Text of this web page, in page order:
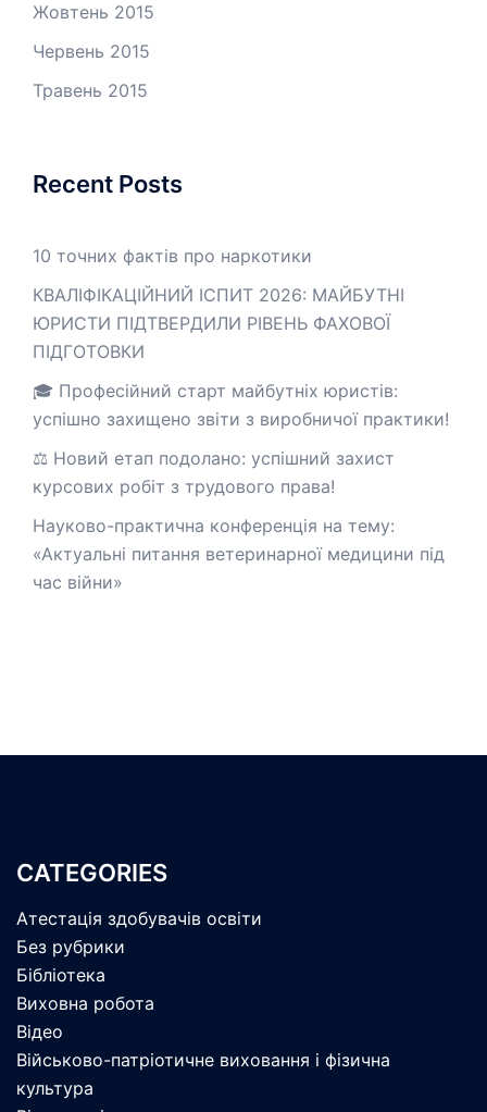
Жовтень 2015
Червень 2015
Травень 2015
Recent Posts
10 точних фактів про наркотики
КВАЛІФІКАЦІЙНИЙ ІСПИТ 2026: МАЙБУТНІ
ЮРИСТИ ПІДТВЕРДИЛИ РІВЕНЬ ФАХОВОЇ
ПІДГОТОВКИ
🎓 Професійний старт майбутніх юристів:
успішно захищено звіти з виробничої практики!
⚖️ Новий етап подолано: успішний захист
курсових робіт з трудового права!
Науково-практична конференція на тему:
«Актуальні питання ветеринарної медицини під
час війни»
CATEGORIES
Атестація здобувачів освіти
Без рубрики
Бібліотека
Виховна робота
Відео
Військово-патріотичне виховання і фізична
культура